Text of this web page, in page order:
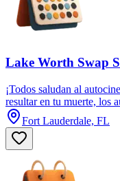
Lake Worth Swap
¡Todos saludan al
resultar en tu muerte, los
Fort Lauderdale, FL